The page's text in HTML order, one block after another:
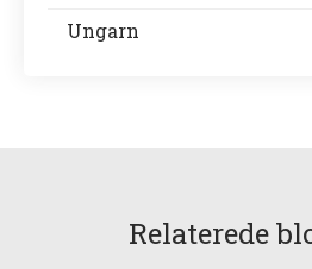
Ungarn
Relaterede